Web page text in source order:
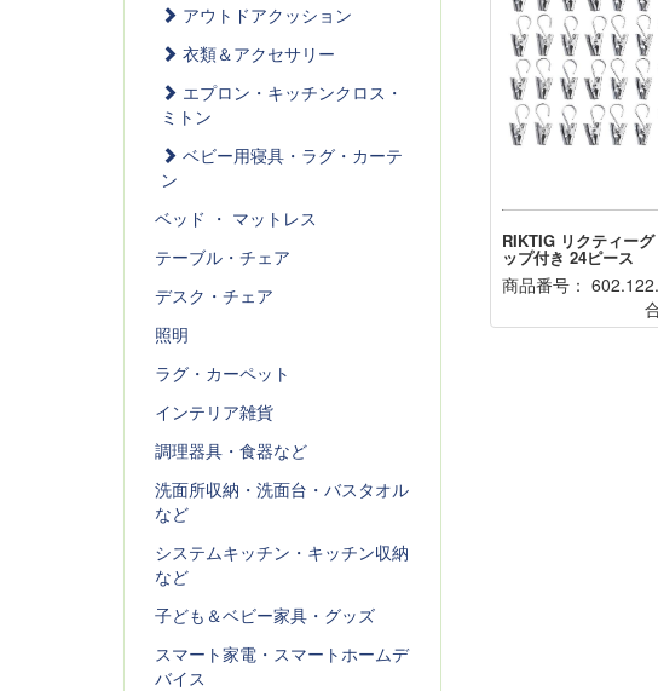
RIKTIG リクティー
ップ付き 24ピース
商品番号：
アウトドアクッション
衣類＆アクセサリー
エプロン・キッチンクロス・
ミトン
ベビー用寝具・ラグ・カーテ
ン
ベッド ・ マットレス
テーブル・チェア
デスク・チェア
照明
ラグ・カーペット
インテリア雑貨
調理器具・食器など
洗面所収納・洗面台・バスタオル
など
システムキッチン・キッチン収納
など
子ども＆ベビー家具・グッズ
スマート家電・スマートホームデ
バイス